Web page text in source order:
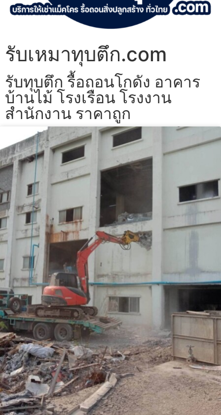
รับเหมาทุบตึก.com
รับทุบตึก รื้อถอนโกดัง อาคาร
บ้านไม้ โรงเรือน โรงงาน
สำนักงาน ราคาถูก